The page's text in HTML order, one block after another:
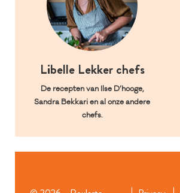
Libelle Lekker chefs
De recepten van Ilse D’hooge,
Sandra Bekkari en al onze andere
chefs.